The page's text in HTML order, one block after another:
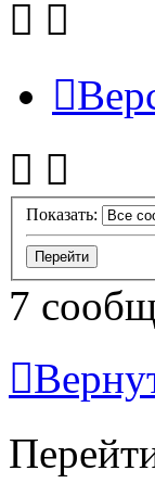
Показать:
7